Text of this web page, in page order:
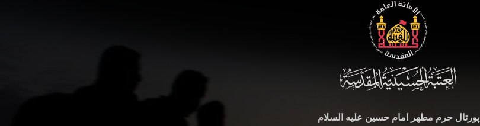
پورتال حرم مطهر امام حسین علیه السلام